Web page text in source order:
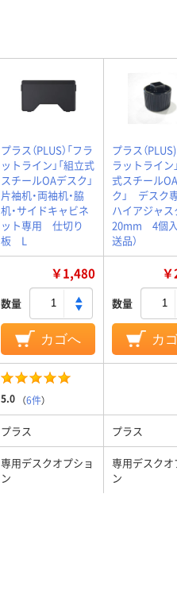
プラス（PLUS）「フラ
ットライン」「組立式
スチールOAデスク」
片袖机・両袖机・脇
机・サイドキャビネ
ット専用 仕切り
板 L
プラス（
ラットライン
式スチール
ク」 デス
ハイアジャス
20mm 4個入
送品）
￥1,480
数量
カゴへ
数量
カ
5.0 （6件）
プラス プラス
専用デスクオプショ
ン
専用デスクオ
ン